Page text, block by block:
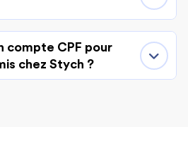
compte CPF pour
chez Stych ?